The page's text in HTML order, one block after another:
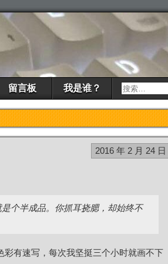
留言板 我是谁？
2016 年 2 月 24 日
个半成品。你抓耳挠腮，却始终不
有速写，每次我坚挺三个小时就画不下